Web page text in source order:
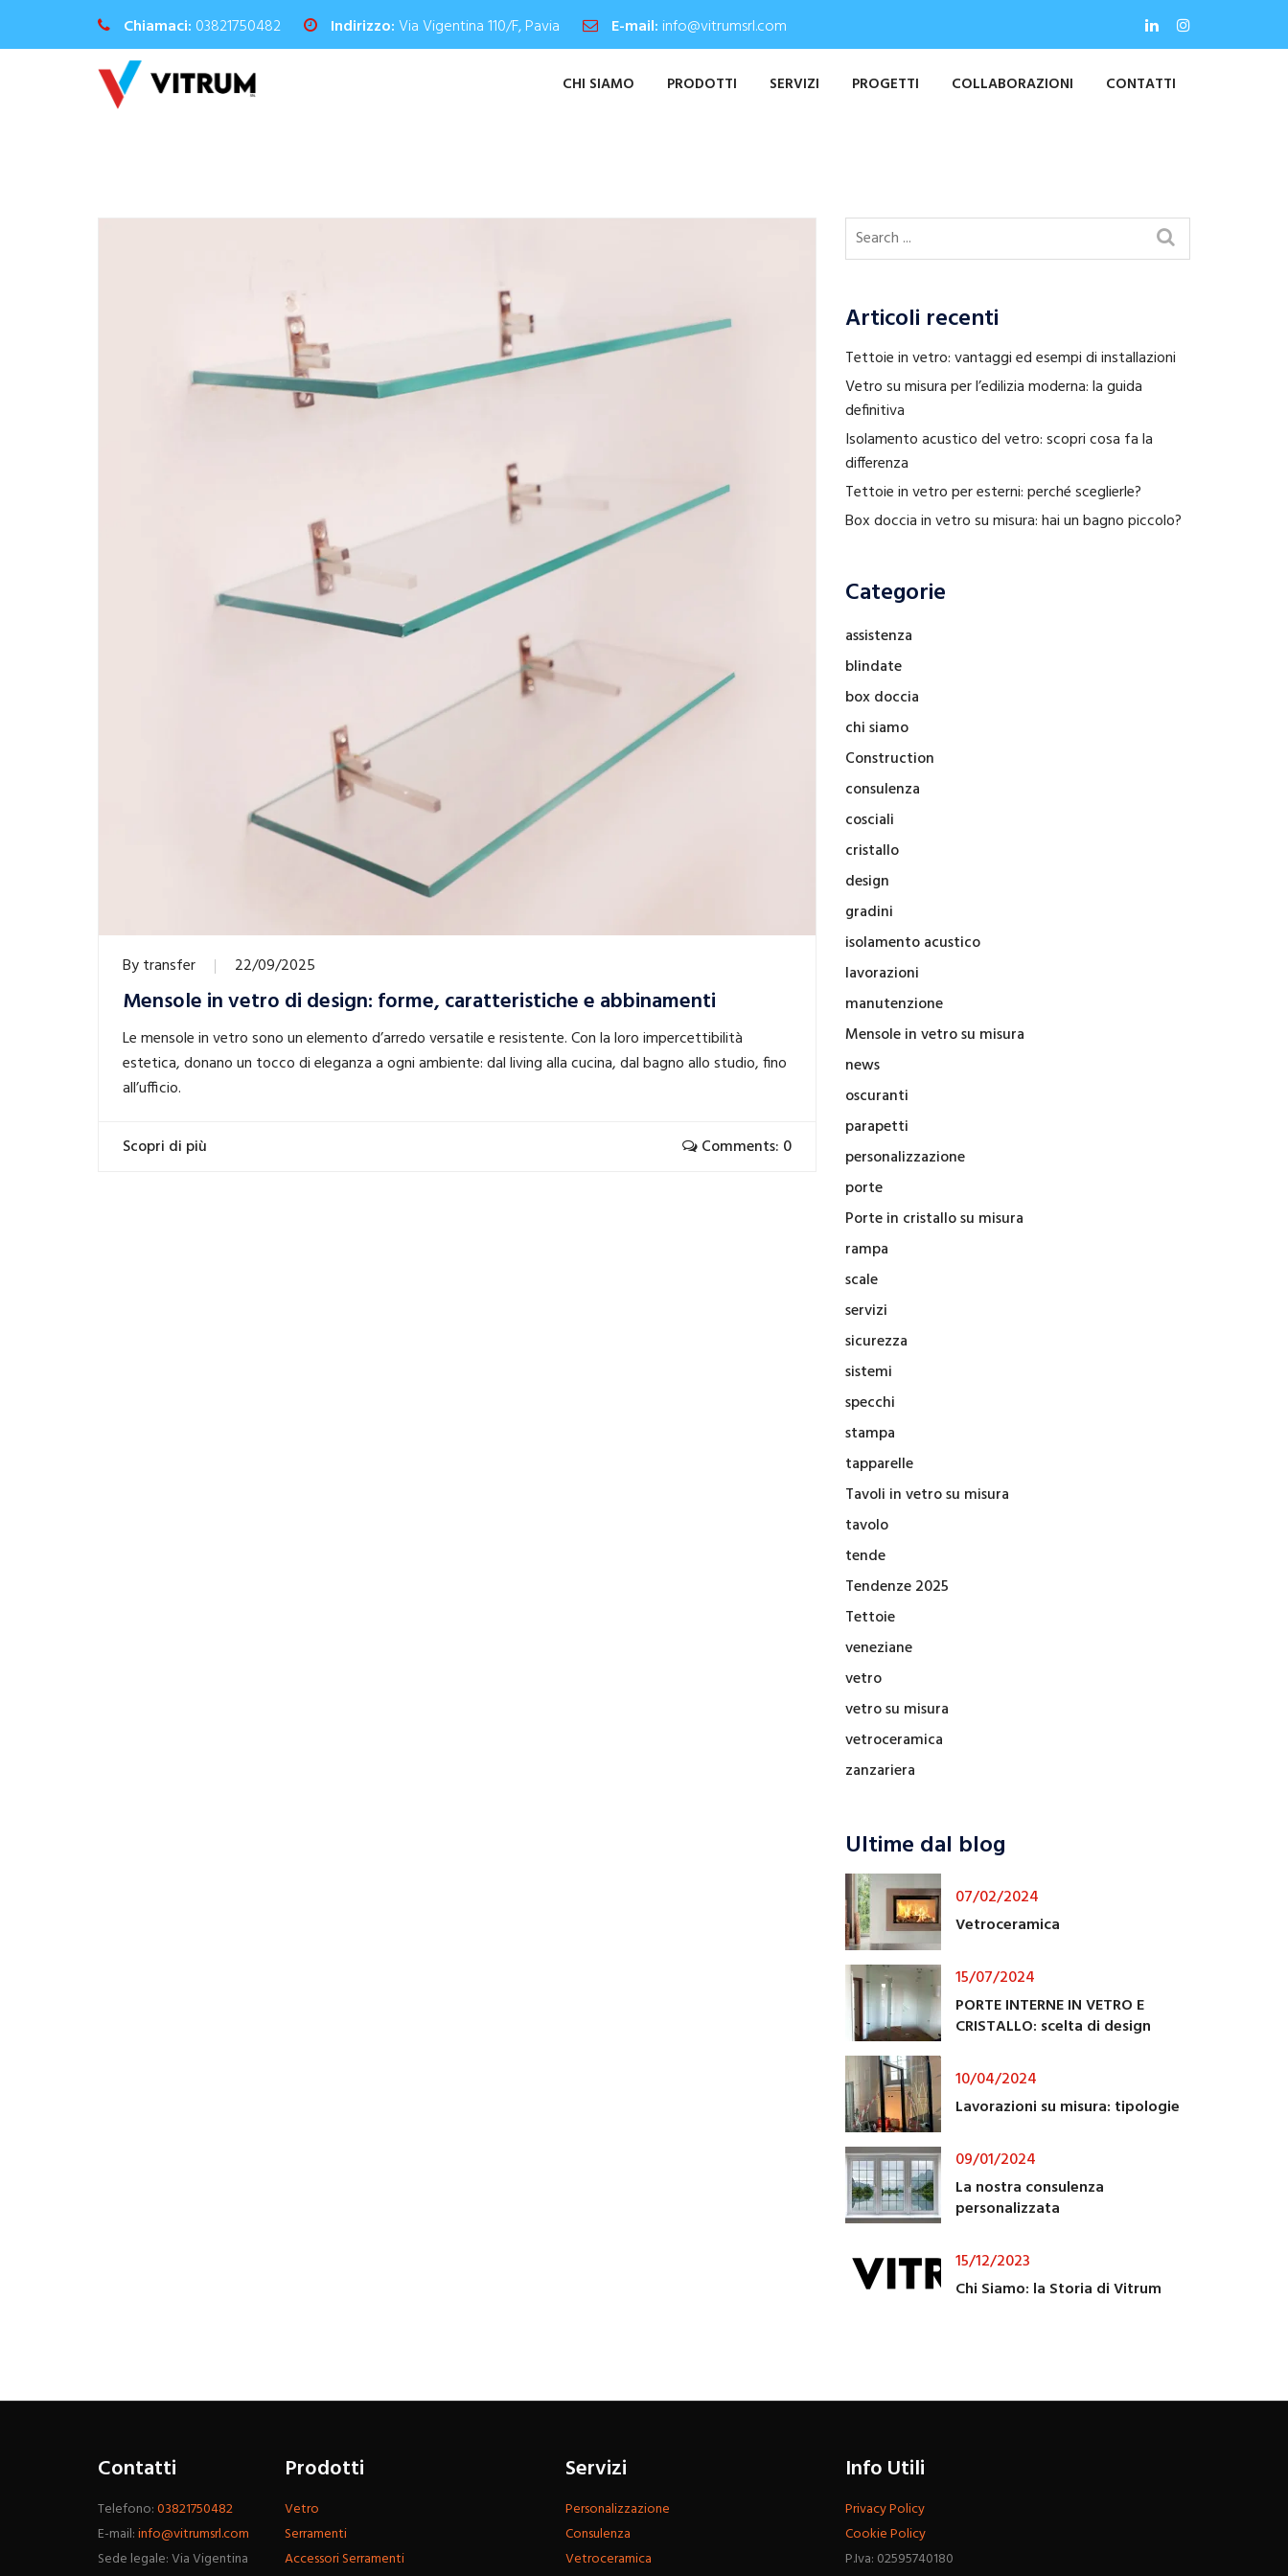
Chiamaci: 03821750482 Indirizzo:Via Vigentina 110/F, Pavia E-mail: info@vitrumsrl.com
CHI SIAMO PRODOTTI SERVIZI PROGETTI COLLABORAZIONI CONTATTI
Bytransfer 22/09/2025
Mensole in vetro di design: forme, caratteristiche e abbinamenti
Le mensole in vetro sono un elemento d’arredo versatile e resistente. Con la loro impercettibilità
estetica, donano un tocco di eleganza a ogni ambiente: dal living alla cucina, dal bagno allo studio, fino
all’ufficio.
Scopri di più Comments: 0
Articoli recenti
Tettoie in vetro: vantaggi ed esempi di installazioni
Vetro su misura per l’edilizia moderna: la guida
definitiva
Isolamento acustico del vetro: scopri cosa fa la
differenza
Tettoie in vetro per esterni: perché sceglierle?
Box doccia in vetro su misura: hai un bagno piccolo?
Categorie
assistenza
blindate
box doccia
chi siamo
Construction
consulenza
cosciali
cristallo
design
gradini
isolamento acustico
lavorazioni
manutenzione
Mensole in vetro su misura
news
oscuranti
parapetti
personalizzazione
porte
Porte in cristallo su misura
rampa
scale
servizi
sicurezza
sistemi
specchi
stampa
tapparelle
Tavoli in vetro su misura
tavolo
tende
Tendenze 2025
Tettoie
veneziane
vetro
vetro su misura
vetroceramica
zanzariera
Ultime dal blog
07/02/2024
Vetroceramica
15/07/2024
PORTE INTERNE IN VETRO E
CRISTALLO: scelta di design
10/04/2024
Lavorazioni su misura: tipologie
09/01/2024
La nostra consulenza
personalizzata
15/12/2023
Chi Siamo: la Storia di Vitrum
Contatti
Telefono:03821750482
E-mail:info@vitrumsrl.com
Sede legale: Via Vigentina
Prodotti
Vetro
Serramenti
Accessori Serramenti
Servizi
Personalizzazione
Consulenza
Vetroceramica
Info Utili
Privacy Policy
Cookie Policy
P.Iva: 02595740180